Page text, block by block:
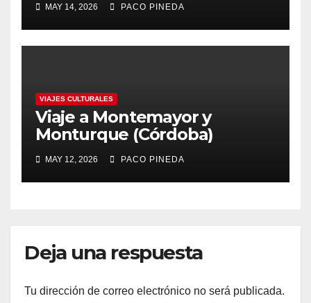
MAY 14, 2026 PACO PINEDA
VIAJES CULTURALES
Viaje a Montemayor y
Monturque (Córdoba)
MAY 12, 2026 PACO PINEDA
Deja una respuesta
Tu dirección de correo electrónico no será publicada.